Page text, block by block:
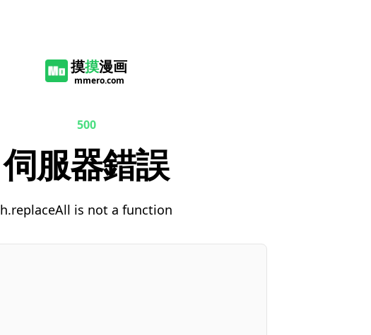
摸摸漫画
mmero.com
500
伺服器錯誤
h.replaceAll is not a function